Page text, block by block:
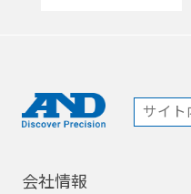
会社情報